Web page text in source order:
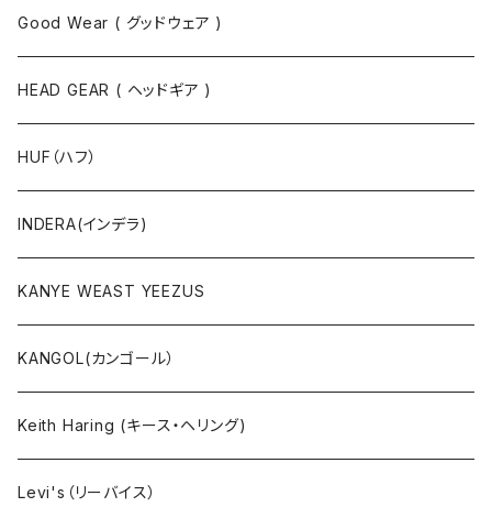
パーカ
ジャケット
ニット
ボトムス
セットアップ
小物・雑貨
タンクトップ
コート
ソックス
Good Wear ( グッドウェア )
HEAD GEAR ( ヘッドギア )
HUF（ハフ）
INDERA(インデラ)
KANYE WEAST YEEZUS
KANGOL(カンゴール）
Keith Haring (キース・ヘリング)
Levi's（リーバイス）